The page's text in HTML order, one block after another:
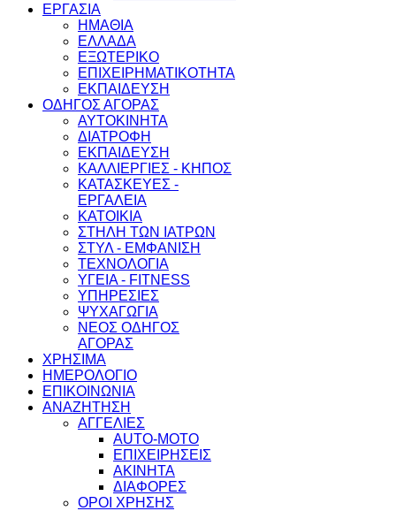
ΕΡΓΑΣΙΑ
ΗΜΑΘΙΑ
ΕΛΛΑΔΑ
ΕΞΩΤΕΡΙΚΟ
ΕΠΙΧΕΙΡΗΜΑΤΙΚΟΤΗΤΑ
ΕΚΠΑΙΔΕΥΣΗ
ΟΔΗΓΟΣ ΑΓΟΡΑΣ
ΑΥΤΟΚΙΝΗΤΑ
ΔΙΑΤΡΟΦΗ
ΕΚΠΑΙΔΕΥΣΗ
ΚΑΛΛΙΕΡΓΙΕΣ - ΚΗΠΟΣ
ΚΑΤΑΣΚΕΥΕΣ -
ΕΡΓΑΛΕΙΑ
ΚΑΤΟΙΚΙΑ
ΣΤΗΛΗ ΤΩΝ ΙΑΤΡΩΝ
ΣΤΥΛ - ΕΜΦΑΝΙΣΗ
ΤΕΧΝΟΛΟΓΙΑ
ΥΓΕΙΑ - FITNESS
ΥΠΗΡΕΣΙΕΣ
ΨΥΧΑΓΩΓΙΑ
ΝΕΟΣ ΟΔΗΓΟΣ
ΑΓΟΡΑΣ
ΧΡΗΣΙΜΑ
ΗΜΕΡΟΛΟΓΙΟ
ΕΠΙΚΟΙΝΩΝΙΑ
ΑΝΑΖΗΤΗΣΗ
ΑΓΓΕΛΙΕΣ
AUTO-MOTO
ΕΠΙΧΕΙΡΗΣΕΙΣ
ΑΚΙΝΗΤΑ
ΔΙΑΦΟΡΕΣ
ΟΡΟΙ ΧΡΗΣΗΣ